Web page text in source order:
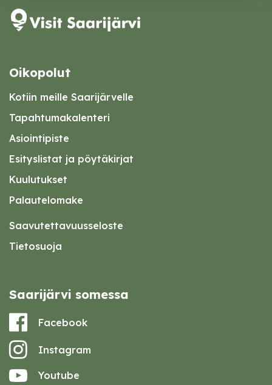
Oikopolut
Kotiin meille Saarijärvelle
Tapahtumakalenteri
Asiointipiste
Esityslistat ja pöytäkirjat
Kuulutukset
Palautelomake
Saavutettavuusseloste
Tietosuoja
Saarijärvi somessa
Facebook
Instagram
Youtube